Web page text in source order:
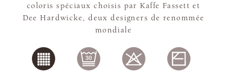
coloris spéciaux choisis par Kaffe Fassett et
Dee Hardwicke, deux designers de renommée
mondiale